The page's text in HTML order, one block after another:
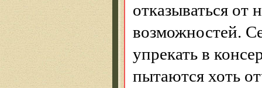
отказываться от
возможностей.
упрекать в
пытаются хоть